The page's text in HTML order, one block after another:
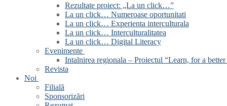
Rezultate proiect: „La un click…”
La un click… Numeroase oportunitati
La un click… Experienta interculturala
La un click… Interculturalitatea
La un click… Digital Literacy
Evenimente
Intalnirea regionala – Proiectul “Learn, for a
Revista
Noi
Filială
Sponsorizări